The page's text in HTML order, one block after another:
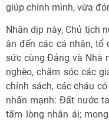
giúp chính mình, vừa
Nhân dịp này, Chủ tịch
ân đến các cá nhân, tổ
sức cùng Đảng và Nhà
nghèo, chăm sóc các
chính sách, các cháu
nhấn mạnh: Đất nước
tấm lòng nhân ái;